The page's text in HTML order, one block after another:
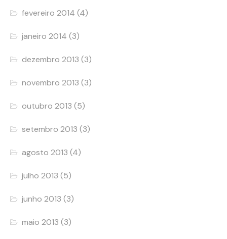
fevereiro 2014 (4)
janeiro 2014 (3)
dezembro 2013 (3)
novembro 2013 (3)
outubro 2013 (5)
setembro 2013 (3)
agosto 2013 (4)
julho 2013 (5)
junho 2013 (3)
maio 2013 (3)